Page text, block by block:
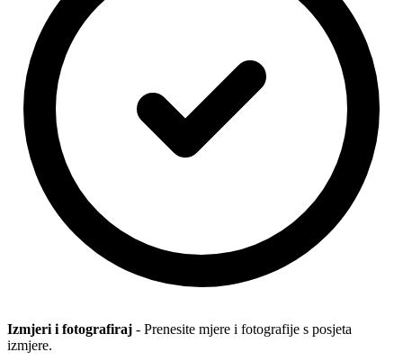
Izmjeri i fotografiraj - Prenesite mjere i fotografije s posjeta
izmjere.